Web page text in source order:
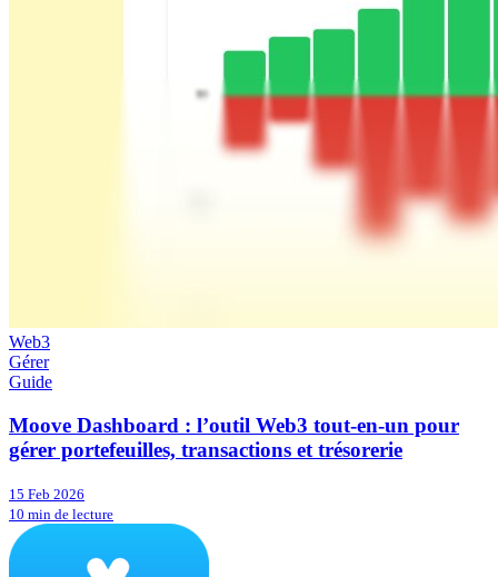
Web3
Gérer
Guide
Moove Dashboard : l’outil Web3 tout-en-un pour
gérer portefeuilles, transactions et trésorerie
15 Feb 2026
10 min de lecture